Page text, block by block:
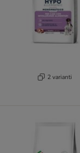
2 varianti